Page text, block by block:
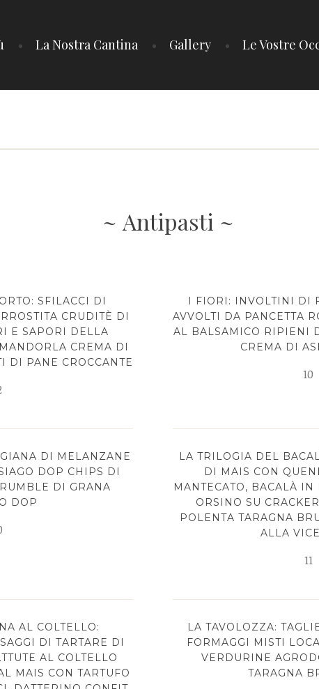
La Nostra Cantina Gallery Le Vostre
Antipasti
SFILACCI DI
CRUDITÈ DI
E SAPORI DELLA
CREMA DI
DI PANE CROCCANTE
I FIORI: INVOLTINI DI
AVVOLTI DA PANCETTA
AL BALSAMICO RIPIENI
CREMA DI
10
DI MELANZANE
DOP CHIPS DI
DI GRANA
DOP
LA TRILOGIA DEL
DI MAIS CON
MANTECATO, BACALÀ
ORSINO SU
POLENTA TARAGNA
ALLA
11
AL COLTELLO:
DI TARTARE DI
AL COLTELLO
MAIS CON TARTUFO
LA TAVOLOZZA:
FORMAGGI MISTI
VERDURINE
TARAGNA